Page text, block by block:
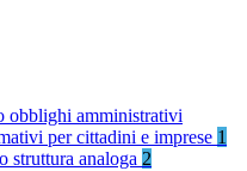
obblighi amministrativi
per cittadini e imprese 1
struttura analoga 2